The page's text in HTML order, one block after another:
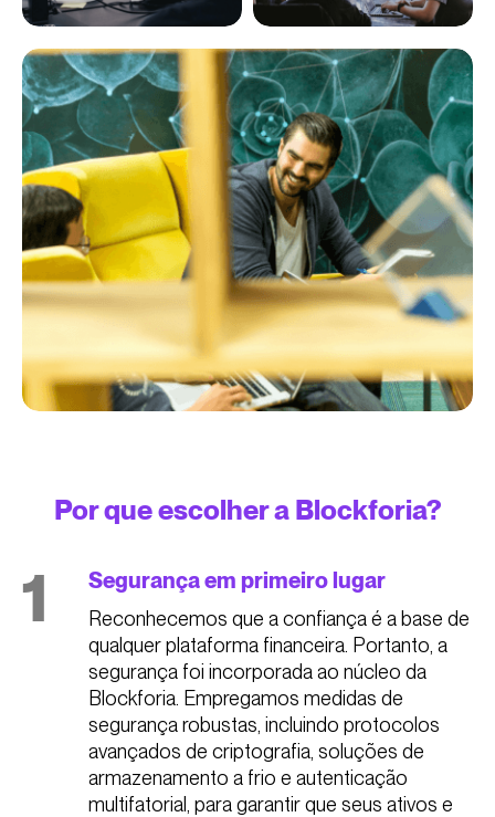
Por que escolher a Blockforia?
1 Segurança em primeiro lugar
Reconhecemos que a confiança é a base de
qualquer plataforma financeira. Portanto, a
segurança foi incorporada ao núcleo da
Blockforia. Empregamos medidas de
segurança robustas, incluindo protocolos
avançados de criptografia, soluções de
armazenamento a frio e autenticação
multifatorial, para garantir que seus ativos e